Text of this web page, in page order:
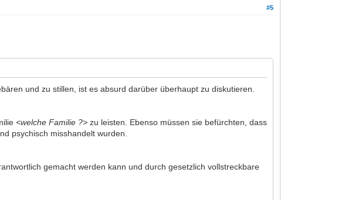
#5
und zu stillen, ist es absurd darüber überhaupt zu diskutieren.
<welche Familie ?> zu leisten. Ebenso müssen sie befürchten, dass
psychisch misshandelt wurden.
gemacht werden kann und durch gesetzlich vollstreckbare